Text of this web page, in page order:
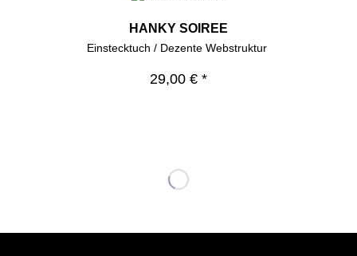
HANKY SOIREE
Einstecktuch / Dezente Webstruktur
29,00 € *